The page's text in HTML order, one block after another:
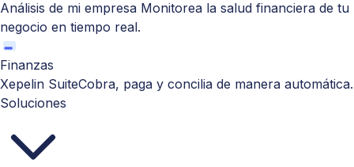
Análisis de mi empresa Monitorea la salud financiera de tu
negocio en tiempo real.
Finanzas
Xepelin SuiteCobra, paga y concilia de manera automática.
Soluciones